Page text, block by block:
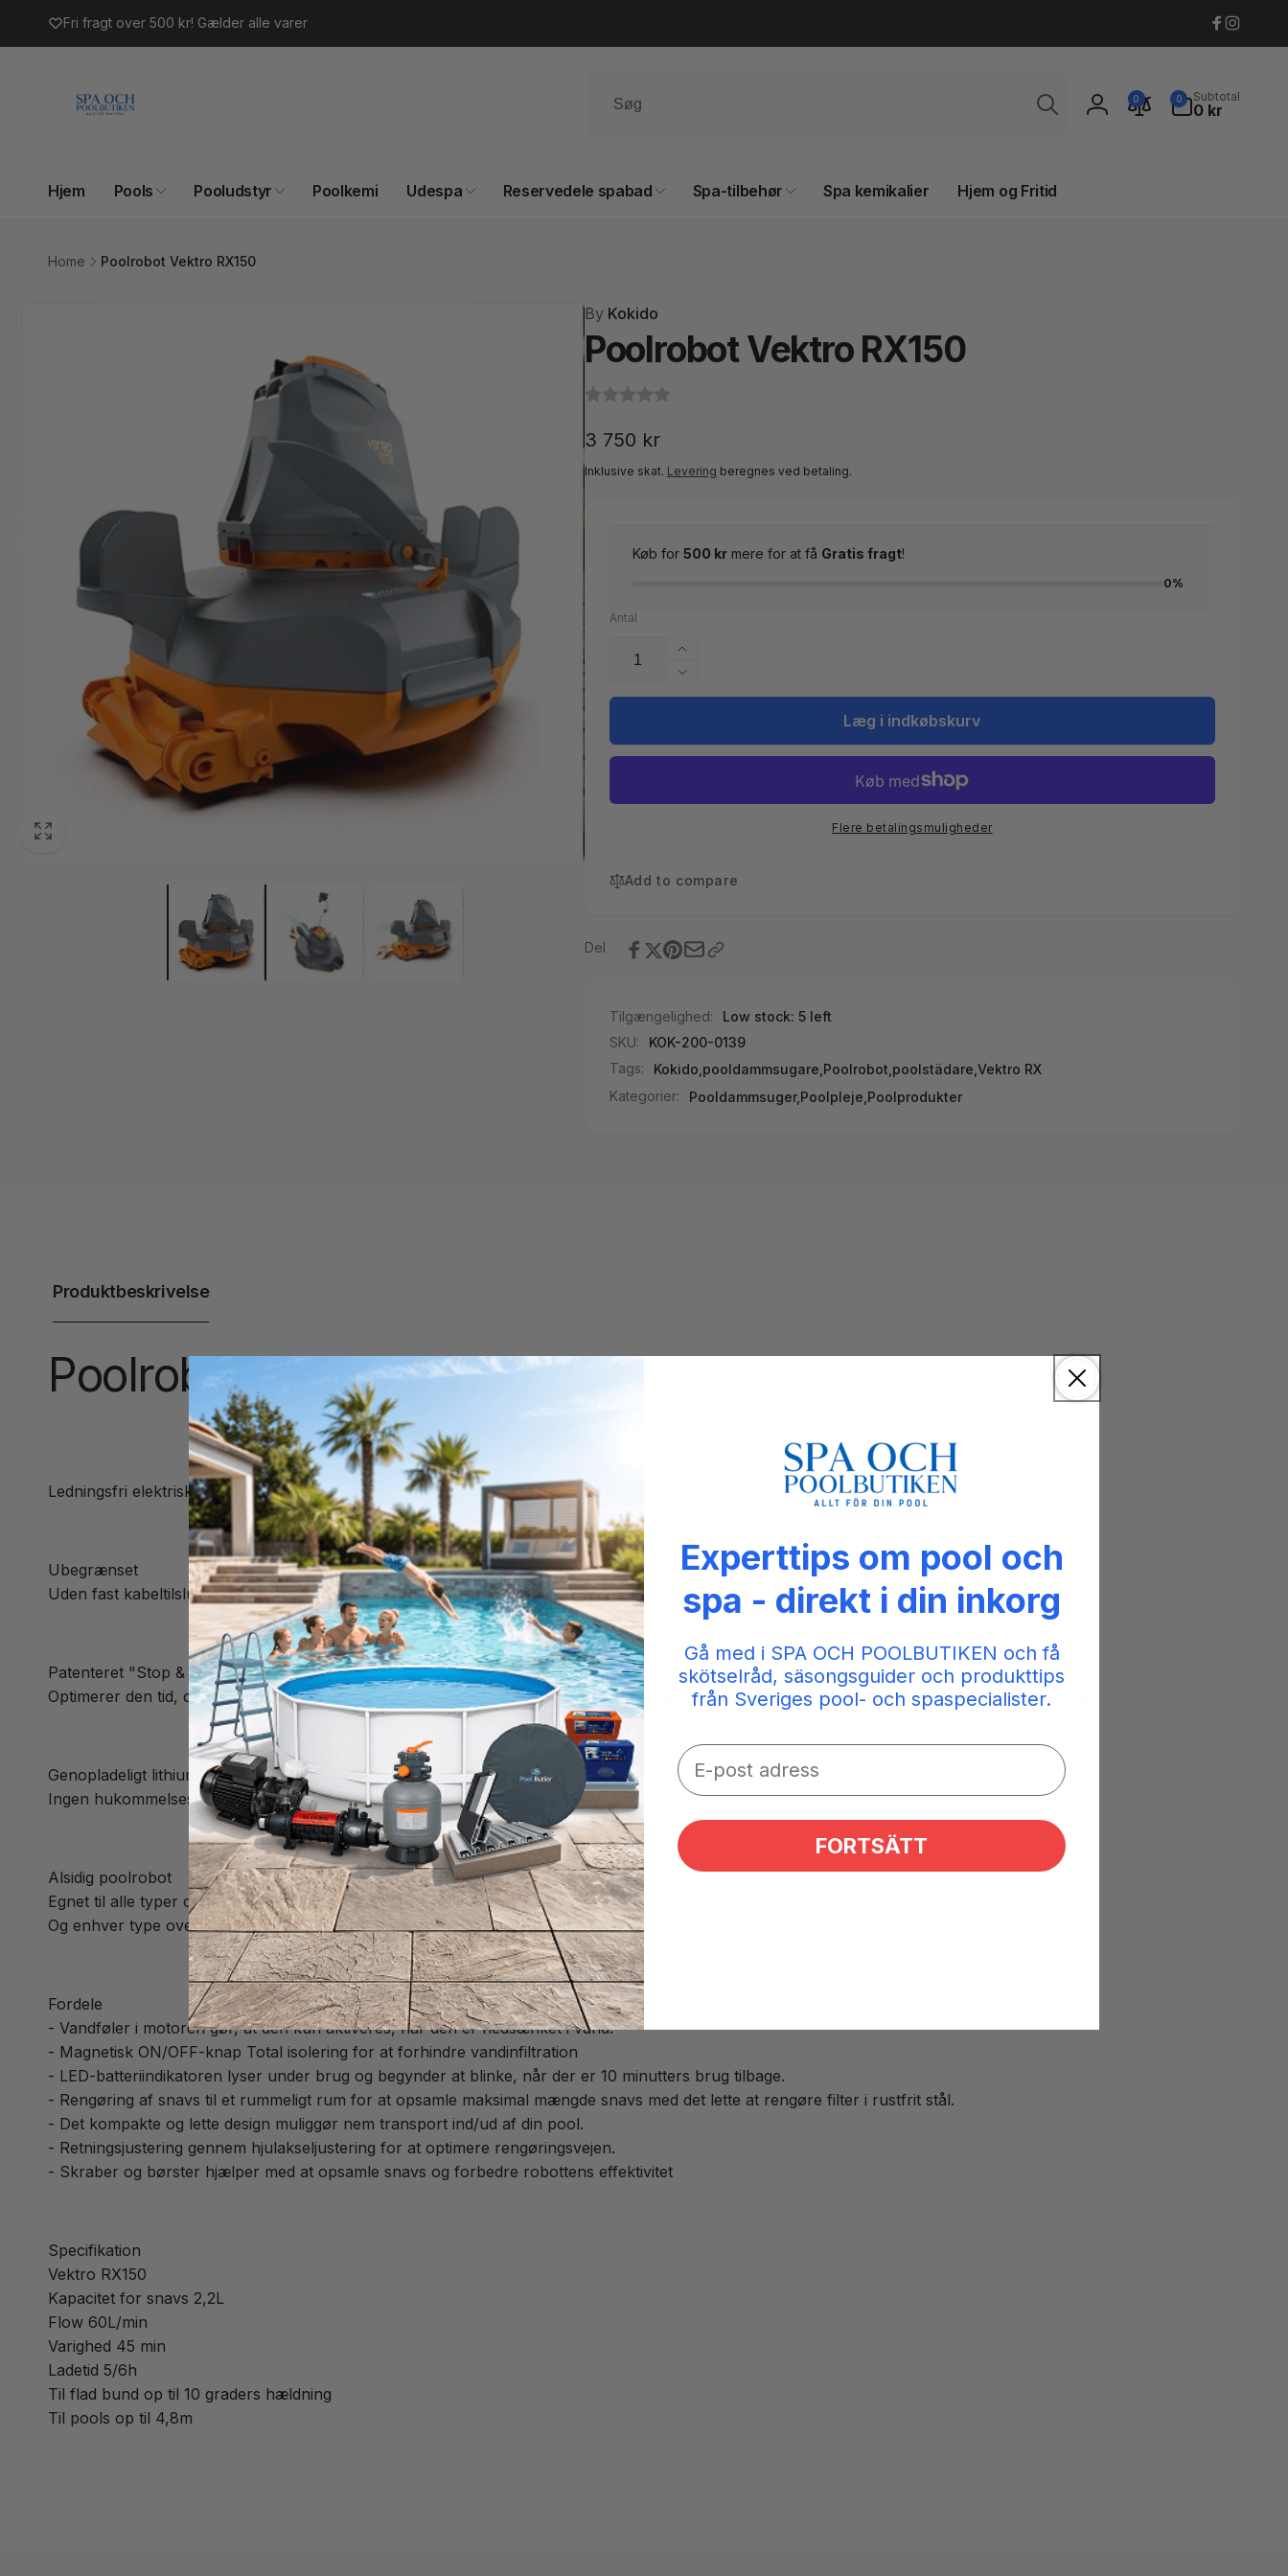
indhold Fri fragt over 500 kr! Gælder alle varer
Facebook
Log
0 0
varer
Subtotal
0 kr
Hjem Pools Pooludstyr Poolkemi Udespa Reservedele spabad Spa-tilbehør Spa kemikalier Hjem og Fritid
Home Poolrobot Vektro RX150
ByKokido
Poolrobot Vektro RX150
Normalpris
3 750 kr
Inklusive skat. Levering beregnes ved betaling.
Køb for 500 krmere for at få Gratis fragt!
0%
Antal
Øg
antallet
for
RX150
Reducer
antallet
Poolrobot
Vektro
Læg i indkøbskurv
Flere betalingsmuligheder
Add to compare
Del
Tilgængelighed:
Low stock: 5 left
SKU:
KOK-200-0139
Tags:
Kokido pooldammsugare Poolrobot poolstädare Vektro RX
Kategorier:
Pooldammsuger, Poolpleje, Poolprodukter
Produktbeskrivelse
Poolrobot Vektro RX150
Ledningsfri elektrisk robot VEKTRO RX150
Ubegrænset
Uden fast kabeltilslutning kan du bruge denne poolrobot til mange poolstørrelser.
Patenteret "Stop & Go"-system
Optimerer den tid, der bruges på at opsamle snavs i hele poolen. Mindre tid til at vente ved poolkanten som med traditionelle robotter med timer.
Genopladeligt lithiumbatteri
Ingen hukommelseseffekt, vandtæt, forlænget levetid.
Alsidig poolrobot
Egnet til alle typer og former af pools, flad bund, over jorden eller nedgravet.
Og enhver type overflade (vinyl (liner), fliser, polyester (glasfiber), mosaik, beton).
Fordele
- Vandføler i motoren gør, at den kun aktiveres, når den er nedsænket i vand.
- Magnetisk ON/OFF-knap Total isolering for at forhindre vandinfiltration
- LED-batteriindikatoren lyser under brug og begynder at blinke, når der er 10 minutters brug tilbage.
- Rengøring af snavs til et rummeligt rum for at opsamle maksimal mængde snavs med det lette at rengøre filter i rustfrit stål.
- Det kompakte og lette design muliggør nem transport ind/ud af din pool.
- Retningsjustering gennem hjulakseljustering for at optimere rengøringsvejen.
- Skraber og børster hjælper med at opsamle snavs og forbedre robottens effektivitet
Specifikation
Vektro RX150
Kapacitet for snavs 2,2L
Flow 60L/min
Varighed 45 min
Ladetid 5/6h
Til flad bund op til 10 graders hældning
Til pools op til 4,8m
Experttips om pool och
spa - direkt i din inkorg
Gå med i SPA OCH POOLBUTIKEN och få
skötselråd, säsongsguider och produkttips
från Sveriges pool- och spaspecialister.
FORTSÄTT